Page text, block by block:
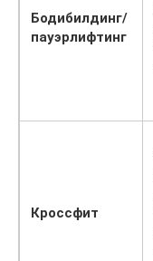
Бодибилдинг/
пауэрлифтинг
Кроссфит